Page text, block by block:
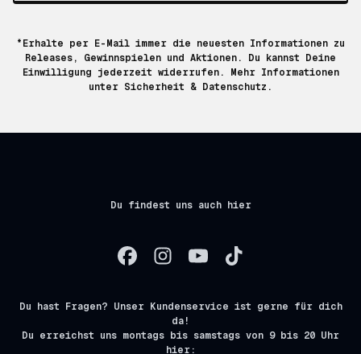
*Erhalte per E-Mail immer die neuesten Informationen zu
Releases, Gewinnspielen und Aktionen. Du kannst Deine
Einwilligung jederzeit widerrufen. Mehr Informationen
unter Sicherheit & Datenschutz.
Du findest uns auch hier
Du hast Fragen? Unser Kundenservice ist gerne für dich
da!
Du erreichst uns montags bis samstags von 9 bis 20 Uhr
hier: